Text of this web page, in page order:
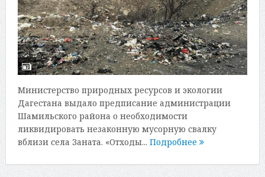
Министерство природных ресурсов и экологии
Дагестана выдало предписание администрации
Шамильского района о необходимости
ликвидировать незаконную мусорную свалку
вблизи села Заната. «Отходы... Подробнее